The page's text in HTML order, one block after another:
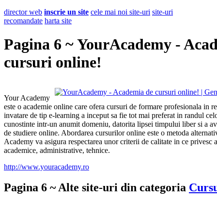
director web inscrie un site cele mai noi site-uri site-uri
recomandate harta site
Pagina 6 ~ YourAcademy -
cursuri online!
Your Academy
este o academie online care ofera cursuri de formare profesionala in
invatare de tip e-learning a inceput sa fie tot mai preferat in randul
cunostinte intr-un anumit domeniu, datorita lipsei timpului liber si a
de studiere online. Abordarea cursurilor online este o metoda
Academy va asigura respectarea unor criterii de calitate in ce privesc
academice, administrative, tehnice.
http://www.youracademy.ro
Pagina 6 ~ Alte site-uri din categoria